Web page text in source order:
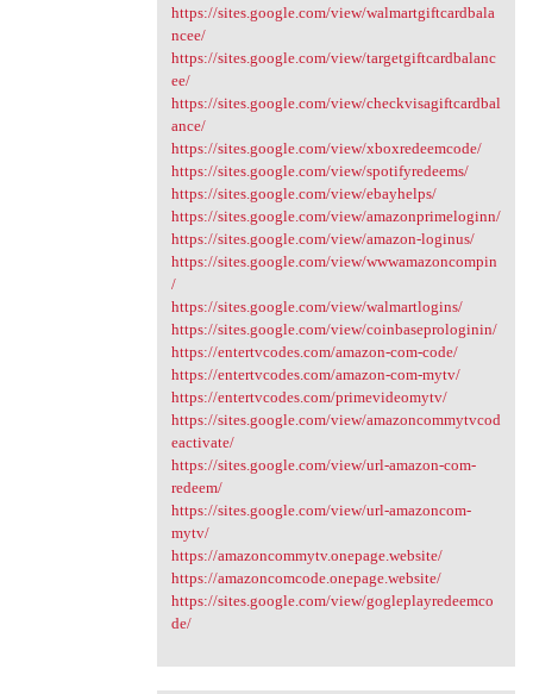
https://sites.google.com/view/walmartgiftcardbala
ncee/
https://sites.google.com/view/targetgiftcardbalanc
ee/
https://sites.google.com/view/checkvisagiftcardbal
ance/
https://sites.google.com/view/xboxredeemcode/
https://sites.google.com/view/spotifyredeems/
https://sites.google.com/view/ebayhelps/
https://sites.google.com/view/amazonprimeloginn/
https://sites.google.com/view/amazon-loginus/
https://sites.google.com/view/wwwamazoncompin
/
https://sites.google.com/view/walmartlogins/
https://sites.google.com/view/coinbaseprologinin/
https://entertvcodes.com/amazon-com-code/
https://entertvcodes.com/amazon-com-mytv/
https://entertvcodes.com/primevideomytv/
https://sites.google.com/view/amazoncommytvcod
eactivate/
https://sites.google.com/view/url-amazon-com-
redeem/
https://sites.google.com/view/url-amazoncom-
mytv/
https://amazoncommytv.onepage.website/
https://amazoncomcode.onepage.website/
https://sites.google.com/view/gogleplayredeemco
de/